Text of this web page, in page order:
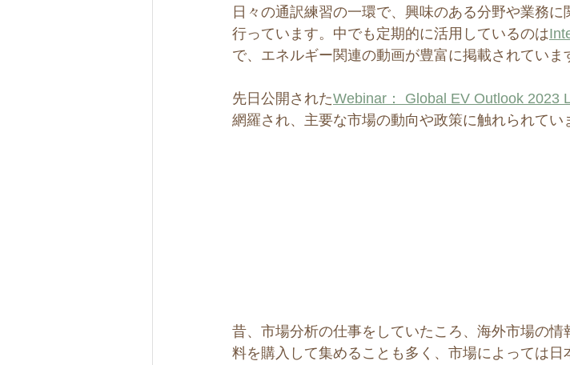
日々の通訳練習の一環で、興味のある分野や業務
行っています。中でも定期的に活用しているのは
で、エネルギー関連の動画が豊富に掲載されていま
先日公開されたWebinar： Global EV Outlook 2023
網羅され、主要な市場の動向や政策に触れられてい
昔、市場分析の仕事をしていたころ、海外市場の
料を購入して集めることも多く、市場によっては